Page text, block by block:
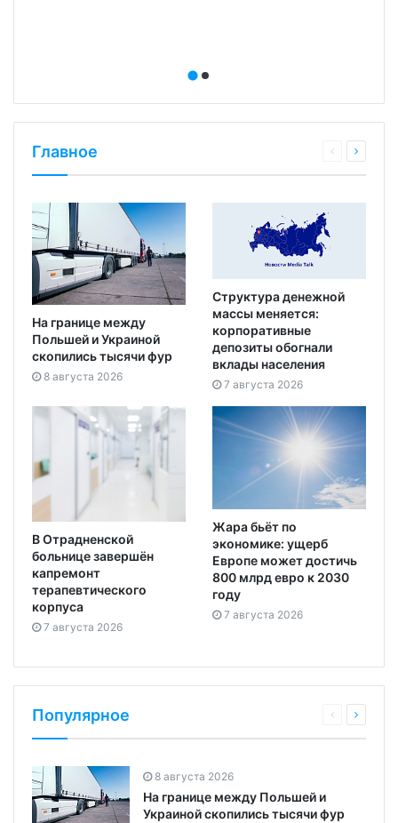
Главное
На границе между
Польшей и Украиной
скопились тысячи фур
8 августа 2026
Структура денежной
массы меняется:
корпоративные
депозиты обогнали
вклады населения
7 августа 2026
В Отрадненской
больнице завершён
капремонт
терапевтического
корпуса
7 августа 2026
Жара бьёт по
экономике: ущерб
Европе может достичь
800 млрд евро к 2030
году
7 августа 2026
Популярное
8 августа 2026
На границе между Польшей и
Украиной скопились тысячи фур